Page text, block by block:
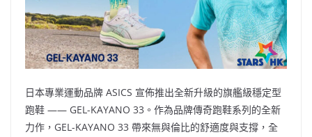
日本專業運動品牌 ASICS 宣佈推出全新升級的旗艦級穩定型
跑鞋 —— GEL-KAYANO 33。作為品牌傳奇跑鞋系列的全新
力作，GEL-KAYANO 33 帶來無與倫比的舒適度與支撐，全